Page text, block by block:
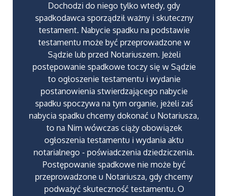
Dochodzi do niego tylko wtedy, gdy
spadkodawca sporządził ważny i skuteczny
testament. Nabycie spadku na podstawie
testamentu może być przeprowadzone w
Sądzie lub przed Notariuszem. Jeżeli
postępowanie spadkowe toczy się w Sądzie
to ogłoszenie testamentu i wydanie
postanowienia stwierdzającego nabycie
spadku spoczywa na tym organie, jeżeli zaś
nabycia spadku chcemy dokonać u Notariusza,
to na Nim wówczas ciąży obowiązek
ogłoszenia testamentu i wydania aktu
notarialnego - poświadczenia dziedziczenia.
Postępowanie spadkowe nie może być
przeprowadzone u Notariusza, gdy chcemy
podważyć skuteczność testamentu. O